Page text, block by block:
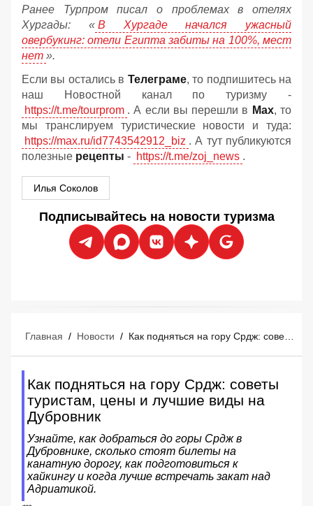
Ранее Турпром писал о проблемах в отелях
Хургады: « В Хургаде начался ужасный
овербукинг: отели Египта забиты на 100%, мест
нет ».
Если вы остались в Телеграме, то подпишитесь на
наш Новостной канал по туризму -
https://t.me/tourprom . А если вы перешли в Мах, то
мы транслируем туристические новости и туда:
https://max.ru/id7743542912_biz . А тут публикуются
полезные рецепты - https://t.me/zoj_news .
Илья Соколов
Подписывайтесь на новости туризма
Главная / Новости /
Как подняться на гору Срдж: советы
туристам, цены и лучшие виды на
Дубровник
Узнайте, как добраться до горы Срдж в
Дубровнике, сколько стоят билеты на
канатную дорогу, как подготовиться к
хайкингу и когда лучше встречать закат над
Адриатикой.